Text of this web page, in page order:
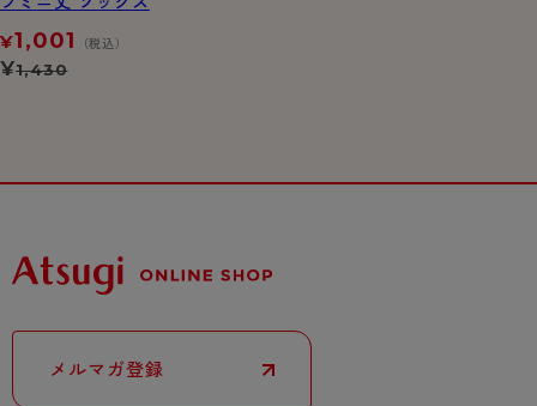
¥1,001 （税込）
¥1,430
メルマガ登録